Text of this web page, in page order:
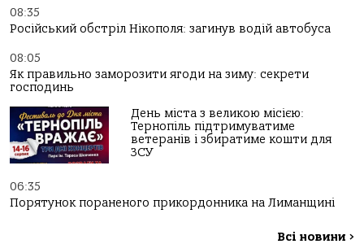
08:35
Російський обстріл Нікополя: загинув водій автобуса
08:05
Як правильно заморозити ягоди на зиму: секрети
господинь
День міста з великою місією:
Тернопіль підтримуватиме
ветеранів і збиратиме кошти для
ЗСУ
06:35
Порятунок пораненого прикордонника на Лиманщині
Всі новини >